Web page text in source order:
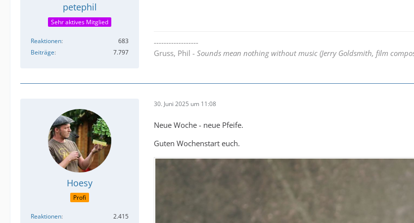
petephil
Sehr aktives Mitglied
Reaktionen
683
Beiträge
7.797
------------------
Gruss, Phil - Sounds mean nothing without music (Jerry Goldsmith, film
Hoesy
Profi
Reaktionen
2.415
30. Juni 2025 um 11:08
Neue Woche - neue Pfeife.
Guten Wochenstart euch.